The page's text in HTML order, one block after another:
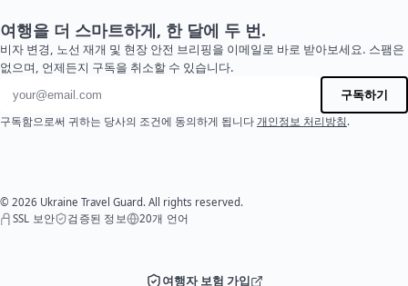
여행을 더 스마트하게, 한 달에 두 번.
비자 변경, 노선 재개 및 현장 안전 브리핑을 이메일로 바로 받아보세요. 스팸은
없으며, 언제든지 구독을 취소할 수 있습니다.
이메일 주소
구독하기
구독함으로써 귀하는 당사의 조건에 동의하게 됩니다 개인정보 처리방침.
© 2026 Ukraine Travel Guard. All rights reserved.
SSL 보안
검증된 정보 20개 언어
여행자 보험 가입